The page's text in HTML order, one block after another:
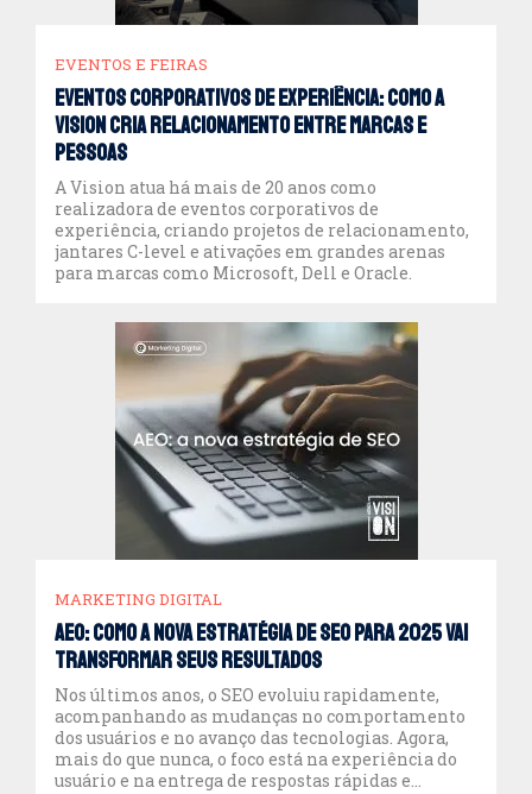
EVENTOS E FEIRAS
Eventos corporativos de experiência: como a
Vision cria relacionamento entre marcas e
pessoas
A Vision atua há mais de 20 anos como
realizadora de eventos corporativos de
experiência, criando projetos de relacionamento,
jantares C-level e ativações em grandes arenas
para marcas como Microsoft, Dell e Oracle.
MARKETING DIGITAL
AEO: como a nova estratégia de SEO para 2025 vai
transformar seus resultados
Nos últimos anos, o SEO evoluiu rapidamente,
acompanhando as mudanças no comportamento
dos usuários e no avanço das tecnologias. Agora,
mais do que nunca, o foco está na experiência do
usuário e na entrega de respostas rápidas e